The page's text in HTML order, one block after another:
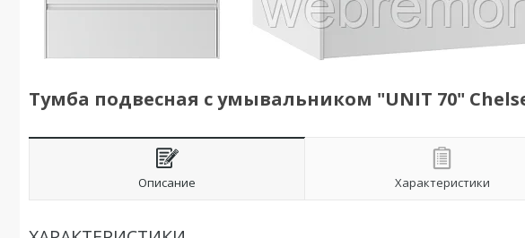
Тумба подвесная с умывальником "UNIT 70"
Описание Характеристики